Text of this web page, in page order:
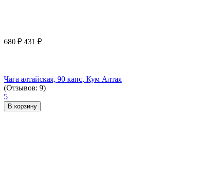
680 ₽ 431 ₽
Чага алтайская, 90 капс, Кум Алтая
(Отзывов: 9)
5
В корзину